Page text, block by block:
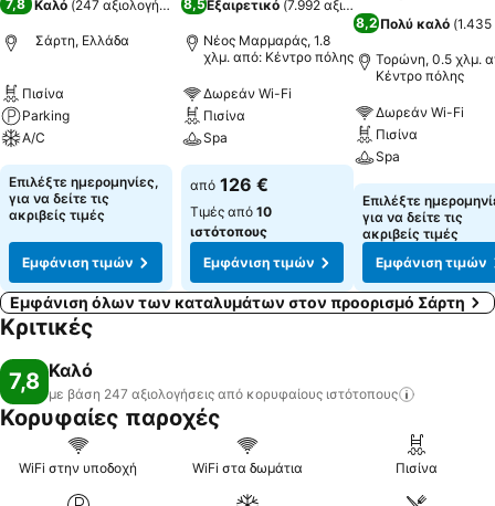
7,8 Καλό (247 αξιολογήσεις)
Σάρτη, Ελλάδα
Πισίνα
Parking
A/C
Επιλέξτε ημερομηνίες,
για να δείτε τις
ακριβείς τιμές
Εμφάνιση τιμών
8,5Εξαιρετικό (7.992 αξιολογήσεις
Νέος Μαρμαράς, 1.8
χλμ. από: Κέντρο πόλης
Δωρεάν Wi-Fi
Πισίνα
Spa
από 126 €
Τιμές από 10
ιστότοπους
Εμφάνιση τιμών
8,2 Πολύ καλό (1.435
Τορώνη, 0.5 χλμ.
Κέντρο πόλης
Δωρεάν Wi-Fi
Πισίνα
Spa
Επιλέξτε
για να δείτε τις
ακριβείς τιμές
Εμφάνιση τιμών
Εμφάνιση όλων των καταλυμάτων στον προορισμό Σάρτη
Κριτικές
7,8 Καλό
με βάση 247 αξιολογήσεις από κορυφαίους ιστότοπους
Κορυφαίες παροχές
WiFi στην υποδοχή WiFi στα δωμάτια Πισίνα